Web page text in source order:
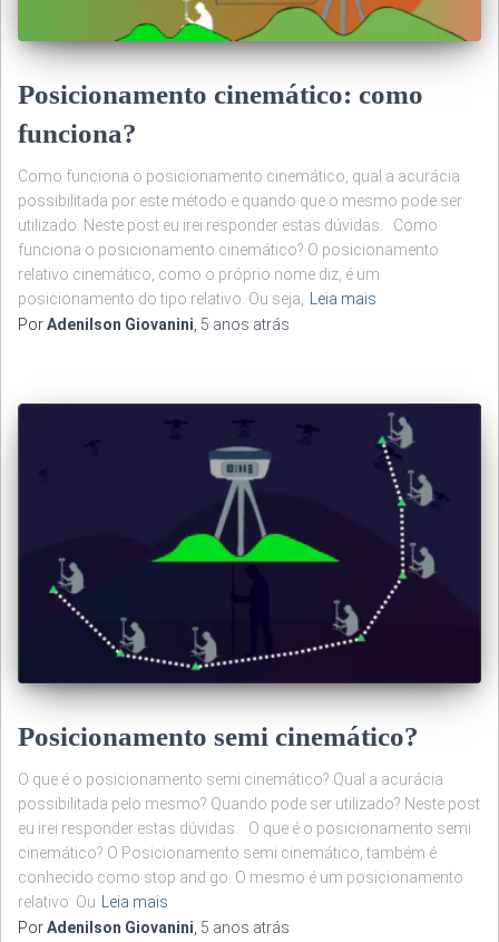
Posicionamento cinemático: como
funciona?
Como funciona o posicionamento cinemático, qual a acurácia
possibilitada por este método e quando que o mesmo pode ser
utilizado. Neste post eu irei responder estas dúvidas. Como
funciona o posicionamento cinemático? O posicionamento
relativo cinemático, como o próprio nome diz, é um
posicionamento do tipo relativo. Ou seja,
Leia mais
PorAdenilson Giovanini 5 anos atrás
Posicionamento semi cinemático?
O que é o posicionamento semi cinemático? Qual a acurácia
possibilitada pelo mesmo? Quando pode ser utilizado? Neste post
eu irei responder estas dúvidas. O que é o posicionamento semi
cinemático? O Posicionamento semi cinemático, também é
conhecido como stop and go. O mesmo é um posicionamento
relativo. Ou
Leia mais
PorAdenilson Giovanini 5 anos atrás